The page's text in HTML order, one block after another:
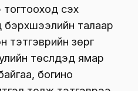
үүсэх
бэрхшээлийн талаар
зөрүүг
төслүүдэд ямар
богино